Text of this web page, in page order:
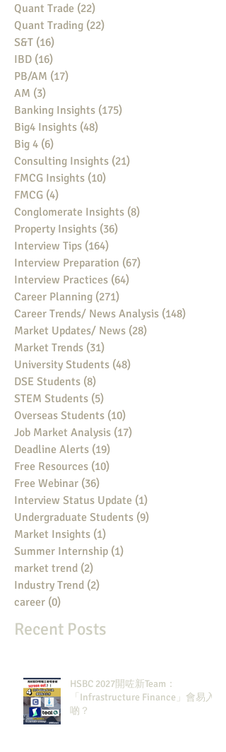
Quant Trade (22)
Quant Trading (22)
S&T (16)
IBD (16)
PB/AM (17)
AM (3)
Banking Insights (175)
Big4 Insights (48)
Big 4 (6)
Consulting Insights (21)
FMCG Insights (10)
FMCG (4)
Conglomerate Insights (8)
Property Insights (36)
Interview Tips (164)
Interview Preparation (67)
Interview Practices (64)
Career Planning (271)
Career Trends/ News Analysis (148)
Market Updates/ News (28)
Market Trends (31)
University Students (48)
DSE Students (8)
STEM Students (5)
Overseas Students (10)
Job Market Analysis (17)
Deadline Alerts (19)
Free Resources (10)
Free Webinar (36)
Interview Status Update (1)
Undergraduate Students (9)
Market Insights (1)
Summer Internship (1)
market trend (2)
Industry Trend (2)
career (0)
Recent Posts
HSBC 2027開咗新Team：
「Infrastructure Finance」會易入
啲？